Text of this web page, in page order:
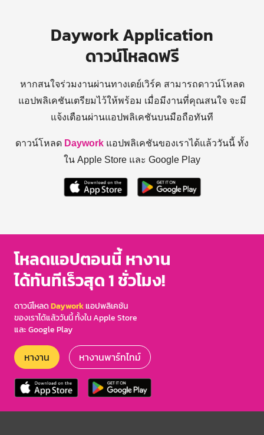
Daywork Application
ดาวน์โหลดฟรี
หากสนใจร่วมงานผ่านทางเดย์เวิร์ค สามารถดาวน์โหลด
แอปพลิเคชันเตรียมไว้ให้พร้อม เมื่อมีงานที่คุณสนใจ จะมี
แจ้งเตือนผ่านแอปพลิเคชันบนมือถือทันที
ดาวน์โหลด Daywork แอปพลิเคชันของเราได้แล้ววันนี้ ทั้ง
ใน Apple Store และ Google Play
โหลดแอปตอนนี้ หางาน
ได้ทันทีเร็วสุด 1 ชั่วโมง!
ดาวน์โหลดDayworkแอปพลิเคชัน
ของเราได้แล้ววันนี้ ทั้งใน Apple Store
และ Google Play
หางาน หางานพาร์ทไทม์